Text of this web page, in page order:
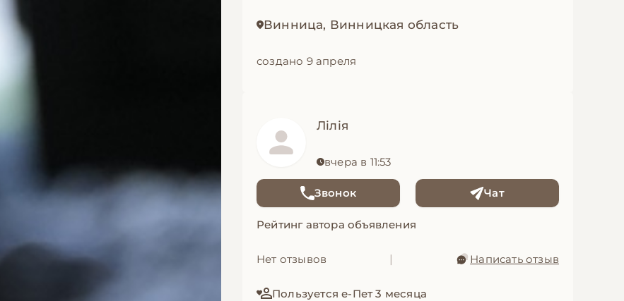
Винница, Винницкая область
создано 9 апреля
Лілія
вчера в 11:53
Звонок Чат
Рейтинг автора объявления
Нет отзывов | Написать отзыв
Пользуется е-Пет 3 месяца